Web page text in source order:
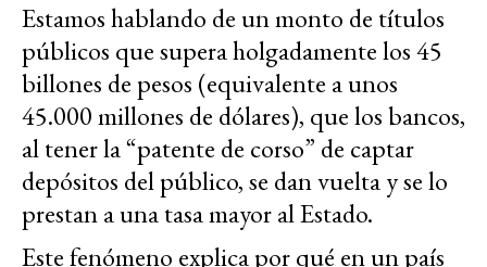
Estamos hablando de un monto de títulos
públicos que supera holgadamente los 45
billones de pesos (equivalente a unos
45.000 millones de dólares), que los bancos,
al tener la “patente de corso” de captar
depósitos del público, se dan vuelta y se lo
prestan a una tasa mayor al Estado.
Este fenómeno explica por qué en un país